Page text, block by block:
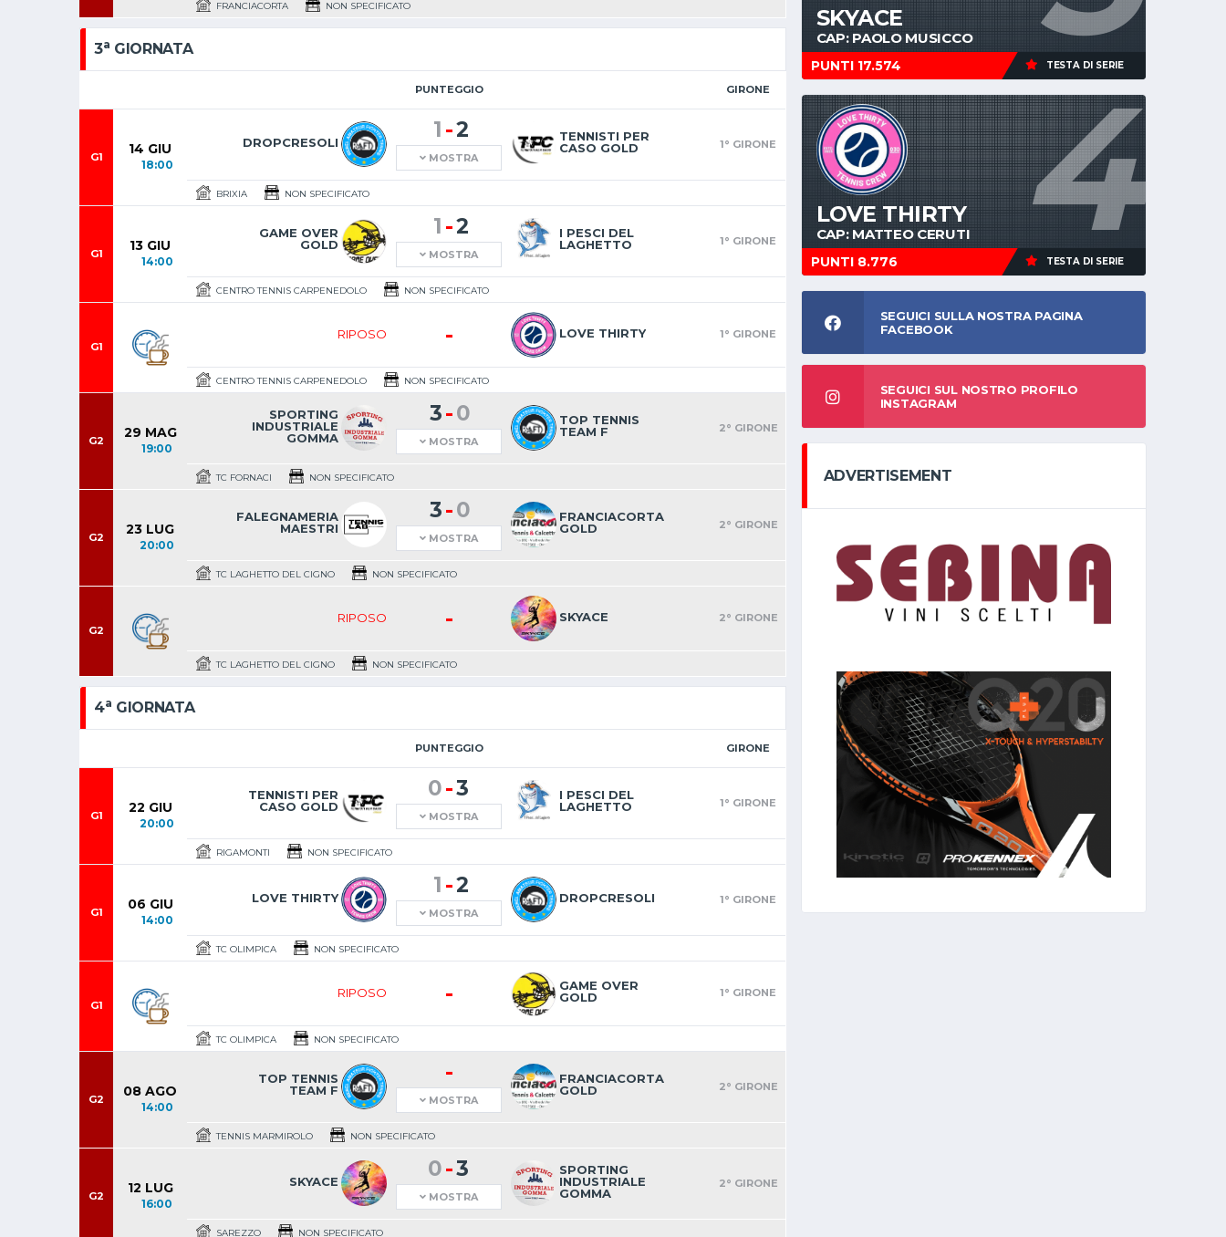
FRANCIACORTA NON SPECIFICATO
3a GIORNATA
PUNTEGGIO GIRONE
G1 14 GIU
18:00
DROPCRESOLI 1 -2
MOSTRA
TENNISTI PER
CASO GOLD
1° GIRONE
BRIXIA NON SPECIFICATO
G1 13 GIU
14:00
GAME OVER
GOLD
1 -2
MOSTRA
I PESCI DEL
LAGHETTO
1° GIRONE
CENTRO TENNIS CARPENEDOLO NON SPECIFICATO
G1
RIPOSO - LOVE THIRTY 1° GIRONE
CENTRO TENNIS CARPENEDOLO NON SPECIFICATO
G2 29 MAG
19:00
SPORTING
INDUSTRIALE
GOMMA
3-0
MOSTRA
TOP TENNIS
TEAM F
2° GIRONE
TC FORNACI NON SPECIFICATO
G2 23 LUG
20:00
FALEGNAMERIA
MAESTRI
3-0
MOSTRA
FRANCIACORTA
GOLD
2° GIRONE
TC LAGHETTO DEL CIGNO NON SPECIFICATO
G2
RIPOSO - SKYACE 2° GIRONE
TC LAGHETTO DEL CIGNO NON SPECIFICATO
4a GIORNATA
PUNTEGGIO GIRONE
G1 22 GIU
20:00
TENNISTI PER
CASO GOLD
0-3
MOSTRA
I PESCI DEL
LAGHETTO
1° GIRONE
RIGAMONTI NON SPECIFICATO
G1 06 GIU
14:00
LOVE THIRTY 1 -2
MOSTRA
DROPCRESOLI 1° GIRONE
TC OLIMPICA NON SPECIFICATO
G1
RIPOSO -
GAME OVER
GOLD
1° GIRONE
TC OLIMPICA NON SPECIFICATO
G2 08 AGO
14:00
TOP TENNIS
TEAM F
-
MOSTRA
FRANCIACORTA
GOLD
2° GIRONE
TENNIS MARMIROLO NON SPECIFICATO
G2 12 LUG
16:00
SKYACE 0-3
MOSTRA
SPORTING
INDUSTRIALE
GOMMA
2° GIRONE
SAREZZO NON SPECIFICATO
SKYACE
CAP: PAOLO MUSICCO
PUNTI 17.574 TESTA DI SERIE
4
LOVE THIRTY
CAP: MATTEO CERUTI
PUNTI 8.776 TESTA DI SERIE
SEGUICI SULLA NOSTRA PAGINA
FACEBOOK
SEGUICI SUL NOSTRO PROFILO
INSTAGRAM
ADVERTISEMENT